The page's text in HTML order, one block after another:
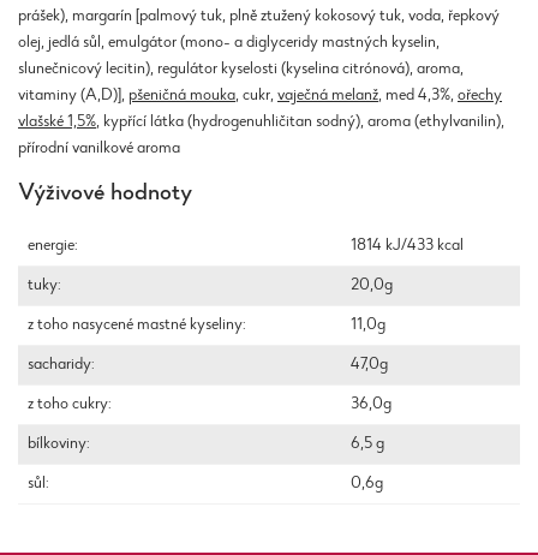
prášek), margarín [palmový tuk, plně ztužený kokosový tuk, voda, řepkový
olej, jedlá sůl, emulgátor (mono- a diglyceridy mastných kyselin,
slunečnicový lecitin), regulátor kyselosti (kyselina citrónová), aroma,
vitaminy (A,D)], pšeničná mouka, cukr, vaječná melanž, med 4,3%, ořechy
vlašské 1,5%, kypřící látka (hydrogenuhličitan sodný), aroma (ethylvanilin),
přírodní vanilkové aroma
Výživové hodnoty
energie: 1814 kJ/433 kcal
tuky: 20,0g
z toho nasycené mastné kyseliny: 11,0g
sacharidy: 47,0g
z toho cukry: 36,0g
bílkoviny: 6,5 g
sůl: 0,6g